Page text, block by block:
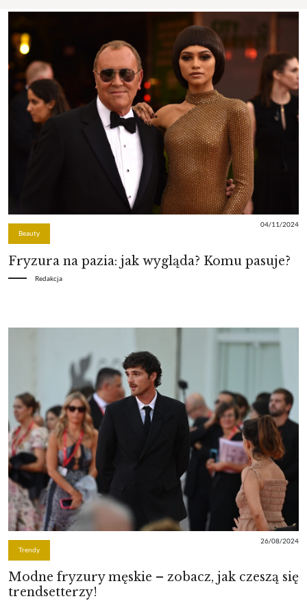
Beauty
04/11/2024
Fryzura na pazia: jak wygląda? Komu pasuje?
Redakcja
Trendy
26/08/2024
Modne fryzury męskie – zobacz, jak czeszą się
trendsetterzy!